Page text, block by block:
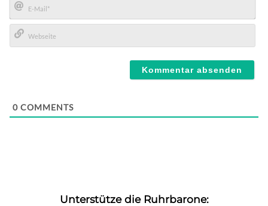
E-
Mail*
0 COMMENTS
Unterstütze die Ruhrbarone: